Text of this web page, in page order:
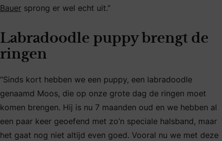
Bauer sprong er wel echt uit.”
Labradoodle puppy brengt de
ringen
“Sinds kort hebben we een puppy, een labradoodle
genaamd Moos, die op onze grote dag de ringen moet
komen brengen. Hij is nu 7 maanden oud en we hebben al
een paar keer geoefend met zo’n speciale halsband, maar
het gaat nog niet altijd even goed. Vooral nu we met deze